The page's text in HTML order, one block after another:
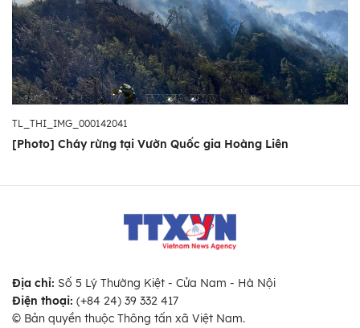
TL_THI_IMG_000142041
[Photo] Cháy rừng tại Vườn Quốc gia Hoàng Liên
Địa chỉ: Số 5 Lý Thường Kiệt - Cửa Nam - Hà Nội
Điện thoại: (+84 24) 39 332 417
© Bản quyền thuộc Thông tấn xã Việt Nam.